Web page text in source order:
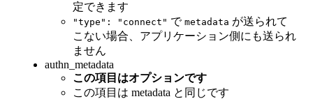
定できます
"type": "connect" で metadata が送られて
こない場合、アプリケーション側にも送られ
ません
authn_metadata
この項目はオプションです
この項目は metadata と同じです